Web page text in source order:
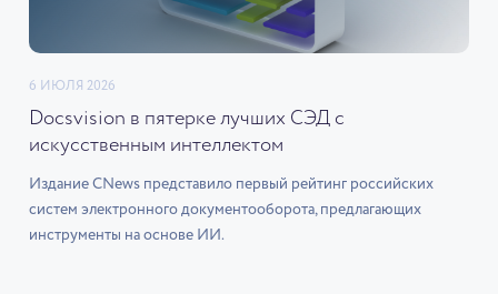
6 ИЮЛЯ 2026
Docsvision в пятерке лучших СЭД с
искусственным интеллектом
Издание CNews представило первый рейтинг российских
систем электронного документооборота, предлагающих
инструменты на основе ИИ.